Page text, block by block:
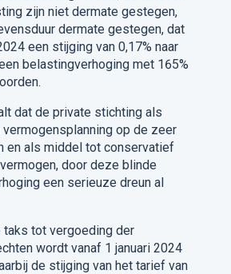
zijn niet dermate gestegen,
dermate gestegen, dat
een stijging van 0,17% naar
belastingverhoging met 165%
dat de private stichting als
vermogensplanning op de zeer
en als middel tot conservatief
door deze blinde
een serieuze dreun al
taks tot vergoeding der
wordt vanaf 1 januari 2024
de stijging van het tarief van